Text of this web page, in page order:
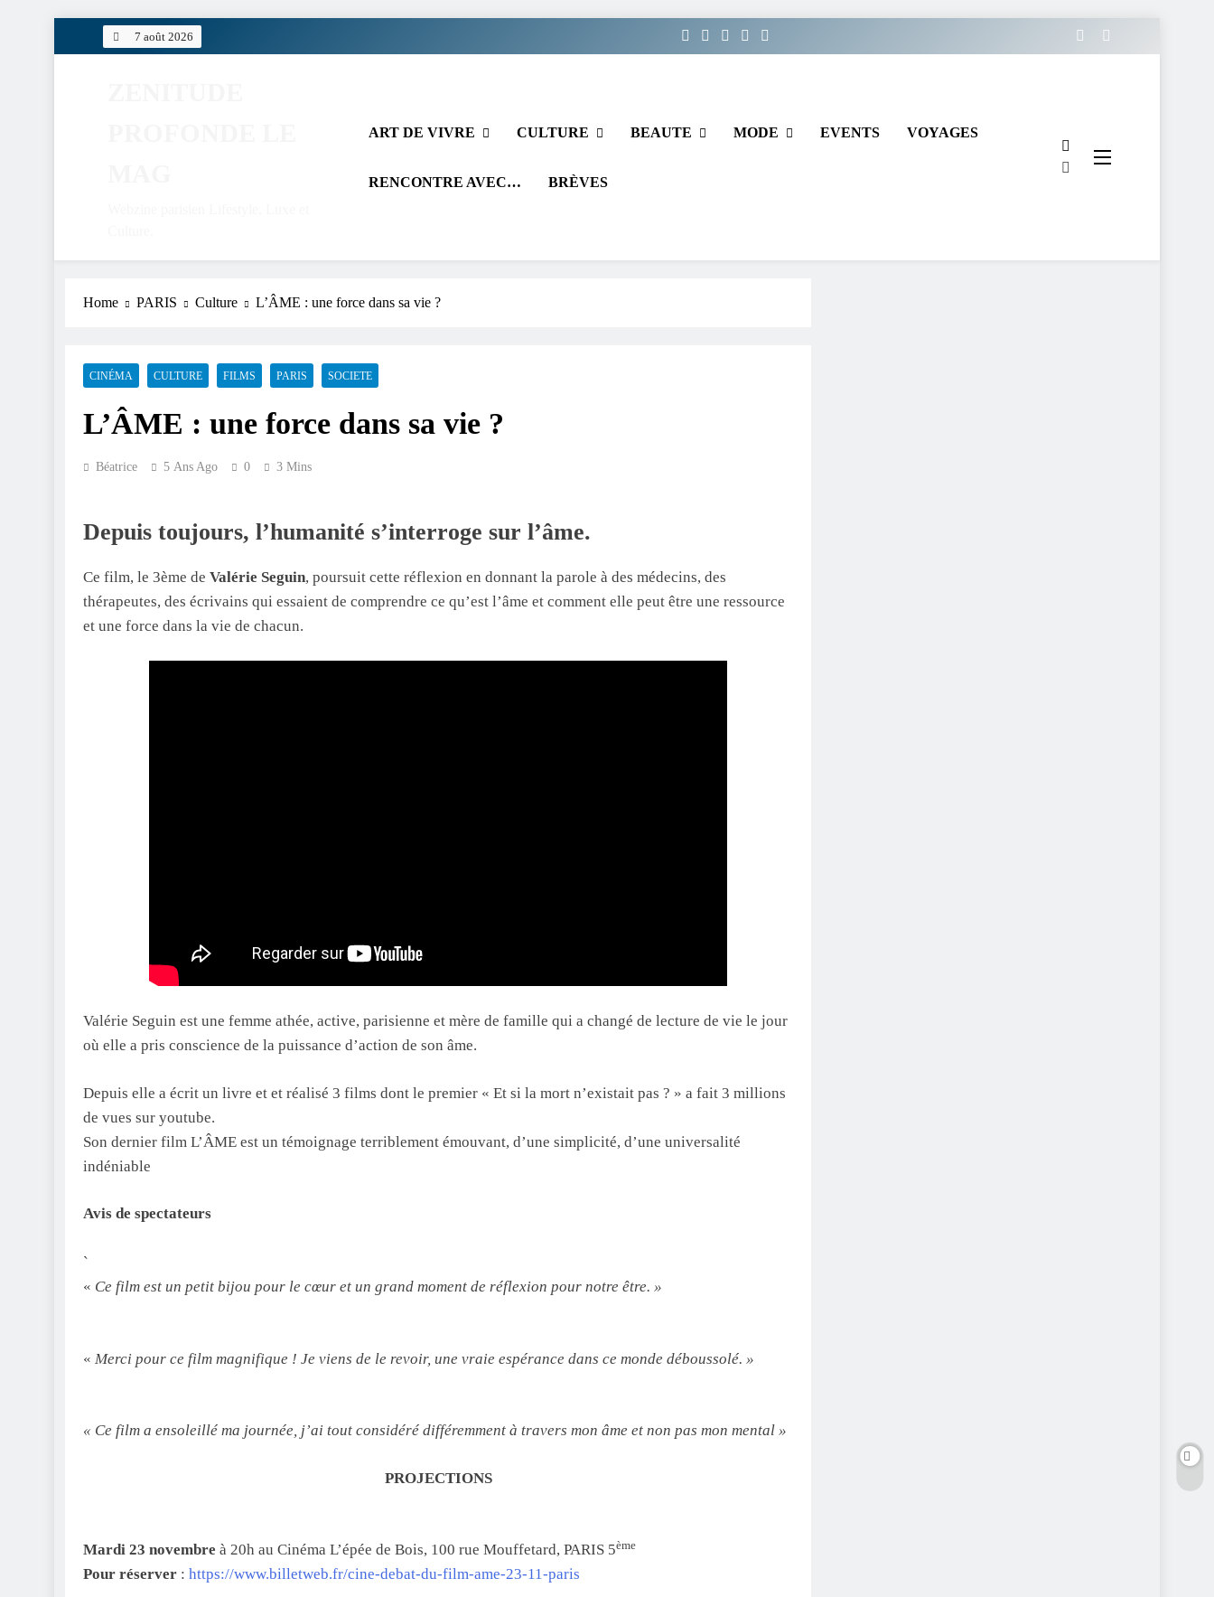
7 août 2026
ART DE VIVRE CULTURE BEAUTE MODE EVENTS VOYAGES
RENCONTRE AVEC… BRÈVES
Home PARIS Culture L’ÂME : une force dans sa vie ?
CINÉMA CULTURE FILMS PARIS SOCIETE
L’ÂME : une force dans sa vie ?
Béatrice 5 Ans Ago 0 3 Mins
Depuis toujours, l’humanité s’interroge sur l’âme.
Ce film, le 3ème de Valérie Seguin, poursuit cette réflexion en donnant la parole à des médecins, des
thérapeutes, des écrivains qui essaient de comprendre ce qu’est l’âme et comment elle peut être une ressource
et une force dans la vie de chacun.
Valérie Seguin est une femme athée, active, parisienne et mère de famille qui a changé de lecture de vie le jour
où elle a pris conscience de la puissance d’action de son âme.
Depuis elle a écrit un livre et et réalisé 3 films dont le premier « Et si la mort n’existait pas ? » a fait 3 millions
de vues sur youtube.
Son dernier film L’ÂME est un témoignage terriblement émouvant, d’une simplicité, d’une universalité
indéniable
Avis de spectateurs
`
« Ce film est un petit bijou pour le cœur et un grand moment de réflexion pour notre être. »
« Merci pour ce film magnifique ! Je viens de le revoir, une vraie espérance dans ce monde déboussolé. »
« Ce film a ensoleillé ma journée, j’ai tout considéré différemment à travers mon âme et non pas mon mental »
PROJECTIONS
Mardi 23 novembre à 20h au Cinéma L’épée de Bois, 100 rue Mouffetard, PARIS 5ème
Pour réserver : https://www.billetweb.fr/cine-debat-du-film-ame-23-11-paris